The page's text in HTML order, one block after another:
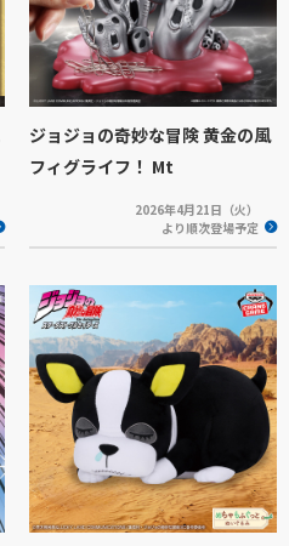
ジョジョの奇妙な冒険 黄金の風
フィグライフ！ Mt
2026年4月21日（火）
より順次登場予定